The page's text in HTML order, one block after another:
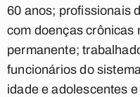
60 anos; profissionais
com doenças crônicas
permanente;
funcionários do
idade e adolescentes